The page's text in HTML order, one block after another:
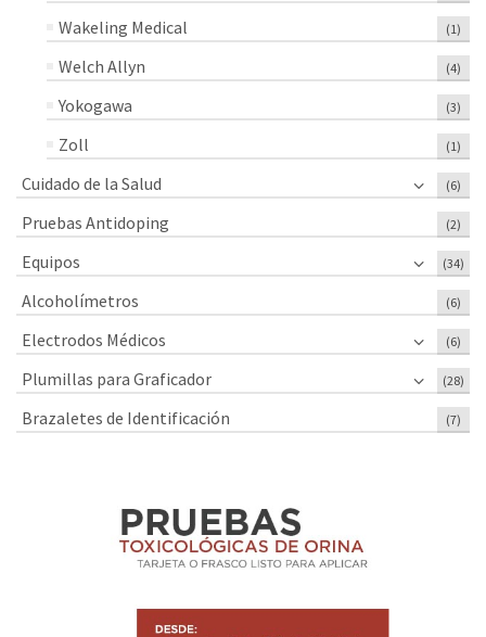
Wakeling Medical (1)
Welch Allyn (4)
Yokogawa (3)
Zoll (1)
Cuidado de la Salud (6)
Pruebas Antidoping (2)
Equipos (34)
Alcoholímetros (6)
Electrodos Médicos (6)
Plumillas para Graficador (28)
Brazaletes de Identificación (7)